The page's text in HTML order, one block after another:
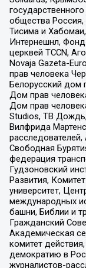
общества
Тисима и
Интернешнл,
церквей TCCN,
Novaja Gazeta-
прав человека
Белорусский дом
Дом прав
Дом прав
Studios, ТВ
Вилфрида
Свободная
федерация
Гудзоновский
Развития,
университет,
международных
башни, Библии и
Гражданский
Академическая
комитет
демократию в
журналистов-